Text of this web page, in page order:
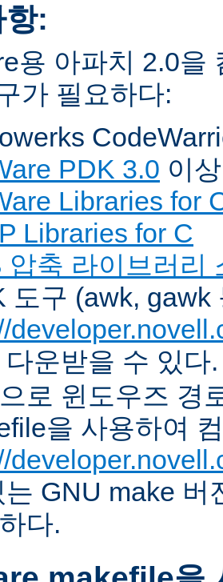
:
용 아파치 2.0을
가 필요하다:
PDK 3.0 이
Libraries for
Libraries for C
압축 라이브러리
도구 (awk, gawk
다운받을 수 있
로 윈도우즈 경
을 사용하여
는 GNU make 버
다.